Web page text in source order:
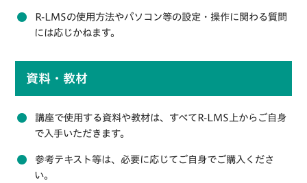
R-LMSの使用方法やパソコン等の設定・操作に関わる質問
には応じかねます。
資料・教材
講座で使用する資料や教材は、すべてR-LMS上からご自身
で入手いただきます。
参考テキスト等は、必要に応じてご自身でご購入くださ
い。